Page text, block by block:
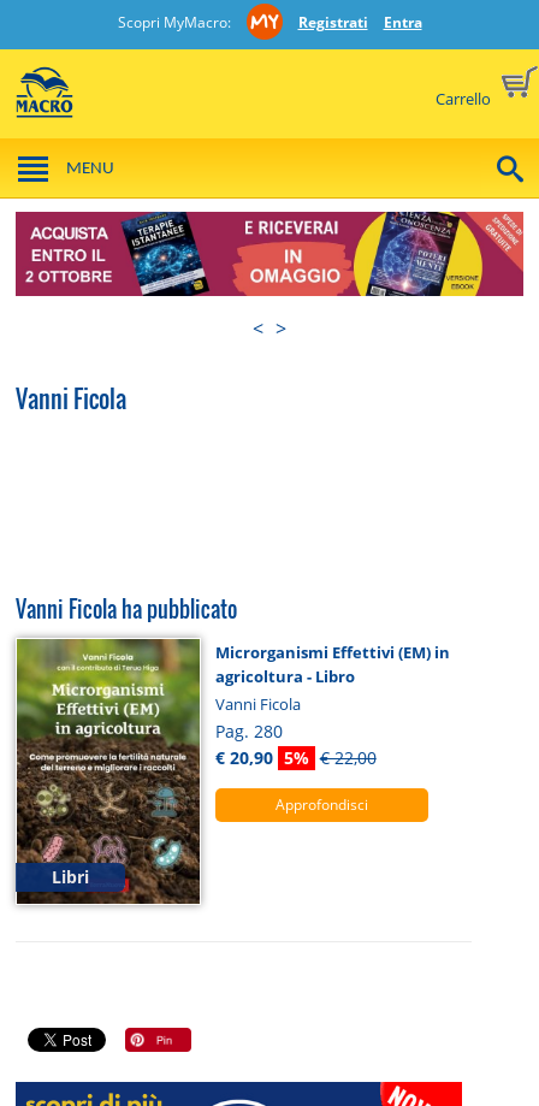
Scopri MyMacro: Registrati Entra
Carrello
MENU
< >
Vanni Ficola
Vanni Ficola ha pubblicato
Libri
Microrganismi Effettivi (EM) in
agricoltura - Libro
Vanni Ficola
Pag. 280
€ 20,90 5% € 22,00
Approfondisci